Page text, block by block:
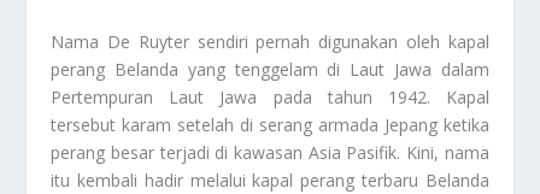
Nama De Ruyter sendiri pernah digunakan oleh kapal
perang Belanda yang tenggelam di Laut Jawa dalam
Pertempuran Laut Jawa pada tahun 1942. Kapal
tersebut karam setelah di serang armada Jepang ketika
perang besar terjadi di kawasan Asia Pasifik. Kini, nama
itu kembali hadir melalui kapal perang terbaru Belanda